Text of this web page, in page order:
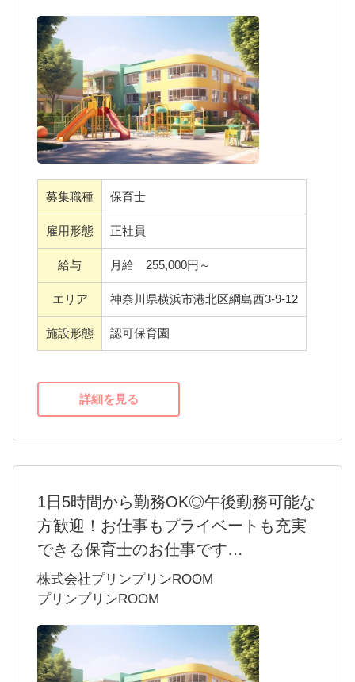
【大切にしていること】
子ども達の「らしさ」の基盤を整え育んで
いく為に、私たちは何よりもまず、子ども達
に向き合う職員一人ひとりが、自分のらしさ
を大切にし、子どもたちに胸をはれる自分で
いることが欠かせないと考えています。
日々変化する保育の現場において、子ども
達に丁寧に寄り添うには、職員間のチームワ
ークが何よりも大切です。
例えば「制作は私に任せて！」「実はピア
ノが苦手＞＜」など職員間でお互いの得意な
こと・苦手なことを共有し、フォローしあっ
たり、それぞれの快動を活かしてウィズブッ
クプログラムの遊びの展開を考えたりするこ
ながら、主体的に保育に取組んでいただきた
いと考えています。
環境を探したいとの思いで転職活動を始めた
中で、ウィズブック保育園に出会いました。
実際に話を聞いて、様々な面で働きやすい
環境が整っているなと感じられたことも、入
社を決めた大きなポイントでしたが、絵本を
魅力的でした。
正解がない分、初めは少し難しく感じたこ
どもの心の居場所となる」を理念として掲げ
ています。
・子どもたちに寄り添いながら、自然との触
れ合いを大切にし年齢に応じた保育を行って
います。
・保育士免許をお持ちの方であればご応募可
能です。未経験やブランクがある方もしっか
りサポートいたします。
・土・日・祝日はお休みです。お仕事とプラ
イベートの両立が叶いやすい環境です。
・各種手当や昇給・賞与を支給します。日々
のモチベーションアップにつながりますよ。
募集職種 保育士
雇用形態 正社員
給与 月給 255,000円～
エリア 神奈川県横浜市港北区綱島西3-9-12
施設形態 認可保育園
詳細を見る
1日5時間から勤務OK◎午後勤務可能な
方歓迎！お仕事もプライベートも充実
できる保育士のお仕事です
・保育室プリンプリンROOMは、「心も体も
ともに豊かな人間性を育て、一人ひとりの子
どもの心の居場所となる」を理念として掲げ
ています。
・子どもたちに寄り添いながら、自然との触
株式会社プリンプリンROOM
プリンプリンROOM